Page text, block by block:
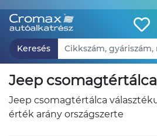
Keresés
jeep csomagtértálca
jeep csomagtértálca választékunk - A legjobb ár-
érték arány országszerte